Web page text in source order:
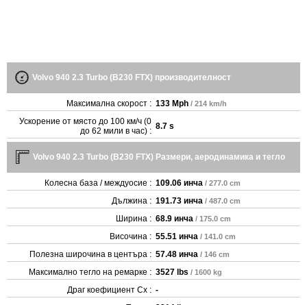
Volvo 940 2.3 Turbo (B230 FTX) производителност
Максимална скорост : 133 Mph / 214 km/h
Ускорение от място до 100 км/ч (0
до 62 мили в час) : 8.7 s
Volvo 940 2.3 Turbo (B230 FTX) Размери, аеродинамика и тегло
Колесна база / междуосие : 109.06 инча / 277.0 cm
Дължина : 191.73 инча / 487.0 cm
Ширина : 68.9 инча / 175.0 cm
Височина : 55.51 инча / 141.0 cm
Полезна широчина в центъра : 57.48 инча / 146 cm
Максимално тегло на ремарке : 3527 lbs / 1600 kg
Драг коефициент Cx : -